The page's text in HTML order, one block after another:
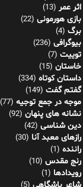
اثر عمر (13)
بازی هورمونی (22)
برگ (4)
بیوگرافی (236)
توییت (7)
خاستان (15)
داستان کوتاه (334)
گفتم گفت (149)
موجه در جمع توجیه (77)
نشانه های پنهان (92)
دین شناسی (42)
رازهای معبد آنا (30)
راننده (1)
رنج مقدس (10)
رویدادها (1)